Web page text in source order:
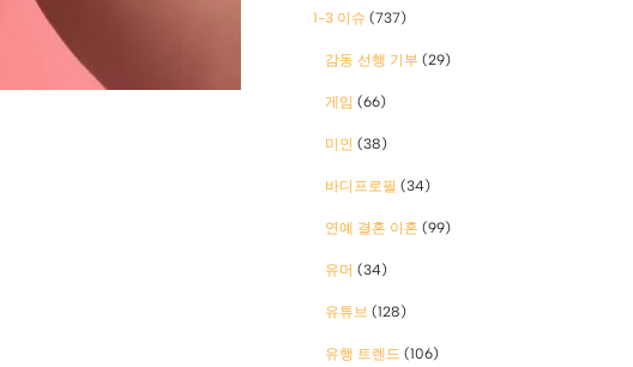
1-3 이슈 (737)
감동 선행 기부 (29)
게임 (66)
미인 (38)
바디프로필 (34)
연예 결혼 이혼 (99)
유머 (34)
유튜브 (128)
유행 트렌드 (106)